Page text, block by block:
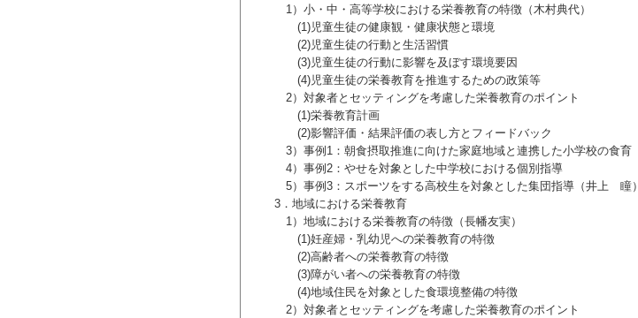
1）小・中・高等学校における栄養教育の特徴（木村典代）
(1)児童生徒の健康観・健康状態と環境
(2)児童生徒の行動と生活習慣
(3)児童生徒の行動に影響を及ぼす環境要因
(4)児童生徒の栄養教育を推進するための政策等
2）対象者とセッティングを考慮した栄養教育のポイント
(1)栄養教育計画
(2)影響評価・結果評価の表し方とフィードバック
3）事例1：朝食摂取推進に向けた家庭地域と連携した小学校の食育
4）事例2：やせを対象とした中学校における個別指導
5）事例3：スポーツをする高校生を対象とした集団指導（井上 瞳）
3．地域における栄養教育
1）地域における栄養教育の特徴（長幡友実）
(1)妊産婦・乳幼児への栄養教育の特徴
(2)高齢者への栄養教育の特徴
(3)障がい者への栄養教育の特徴
(4)地域住民を対象とした食環境整備の特徴
2）対象者とセッティングを考慮した栄養教育のポイント